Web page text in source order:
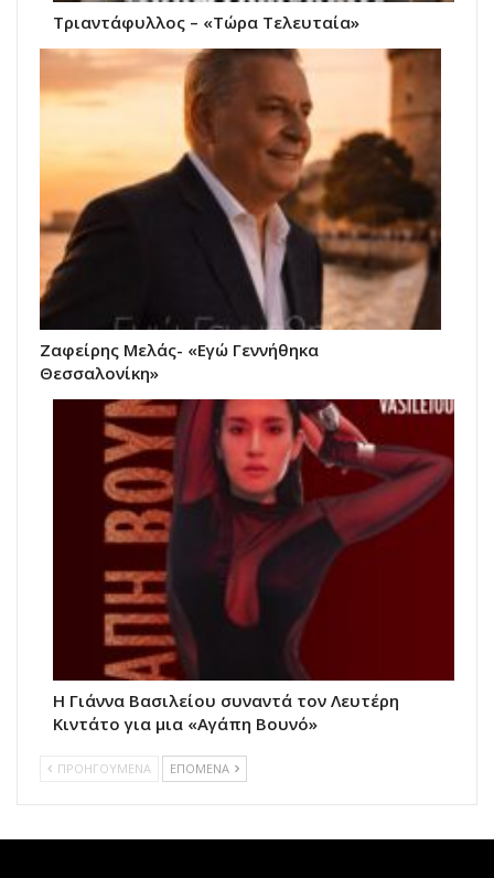
Τριαντάφυλλος – «Τώρα Τελευταία»
Ζαφείρης Μελάς- «Εγώ Γεννήθηκα
Θεσσαλονίκη»
Η Γιάννα Βασιλείου συναντά τον Λευτέρη
Κιντάτο για μια «Αγάπη Βουνό»
ΠΡΟΗΓΟΥΜΕΝΑ ΕΠΟΜΕΝΑ